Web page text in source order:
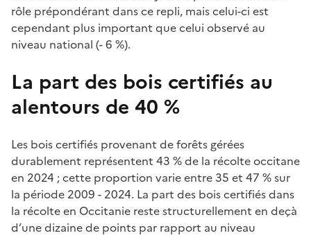
rôle prépondérant dans ce repli, mais celui-ci est
cependant plus important que celui observé au
niveau national (- 6 %).
La part des bois certifiés au
alentours de 40 %
Les bois certifiés provenant de forêts gérées
durablement représentent 43 % de la récolte occitane
en 2024 ; cette proportion varie entre 35 et 47 % sur
la période 2009 - 2024. La part des bois certifiés dans
la récolte en Occitanie reste structurellement en deçà
d’une dizaine de points par rapport au niveau